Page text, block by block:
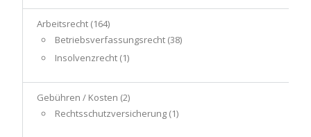
Arbeitsrecht (164)
Betriebsverfassungsrecht (38)
Insolvenzrecht (1)
Gebühren / Kosten (2)
Rechtsschutzversicherung (1)